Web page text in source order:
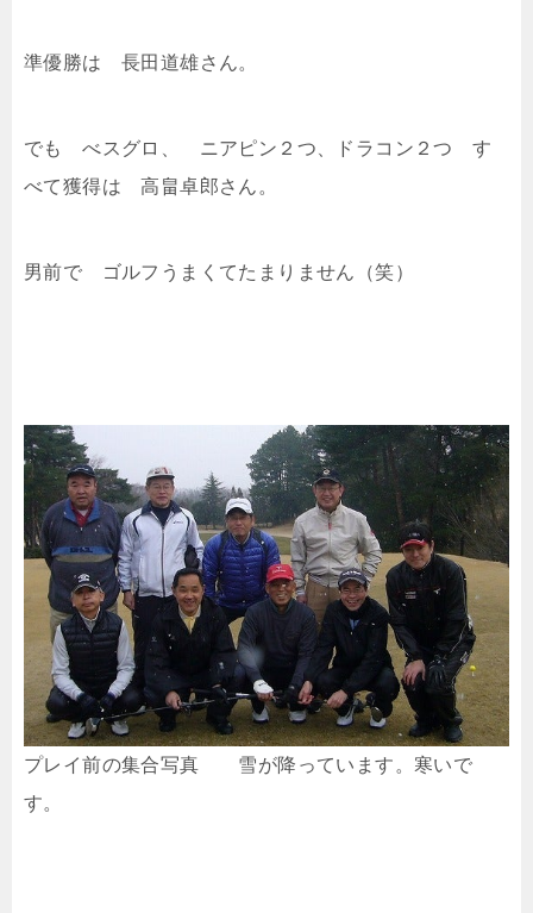
準優勝は 長田道雄さん。
でも べスグロ、 ニアピン２つ、ドラコン２つ す
べて獲得は 高畠卓郎さん。
男前で ゴルフうまくてたまりません（笑）
プレイ前の集合写真 雪が降っています。寒いで
す。